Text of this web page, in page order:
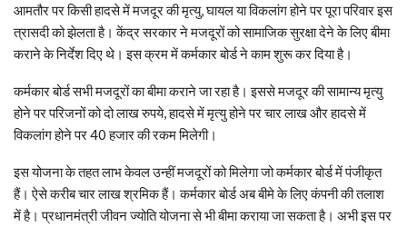
आमतौर पर किसी हादसे में मजदूर की मृत्यु, घायल या विकलांग होने पर पूरा परिवार इस
त्रासदी को झेलता है। केंद्र सरकार ने मजदूरों को सामाजिक सुरक्षा देने के लिए बीमा
कराने के निर्देश दिए थे। इस क्रम में कर्मकार बोर्ड ने काम शुरू कर दिया है।
कर्मकार बोर्ड सभी मजदूरों का बीमा कराने जा रहा है। इससे मजदूर की सामान्य मृत्यु
होने पर परिजनों को दो लाख रुपये, हादसे में मृत्यु होने पर चार लाख और हादसे में
विकलांग होने पर 40 हजार की रकम मिलेगी।
इस योजना के तहत लाभ केवल उन्हीं मजदूरों को मिलेगा जो कर्मकार बोर्ड में पंजीकृत
हैं। ऐसे करीब चार लाख श्रमिक हैं। कर्मकार बोर्ड अब बीमे के लिए कंपनी की तलाश
में है। प्रधानमंत्री जीवन ज्योति योजना से भी बीमा कराया जा सकता है। अभी इस पर